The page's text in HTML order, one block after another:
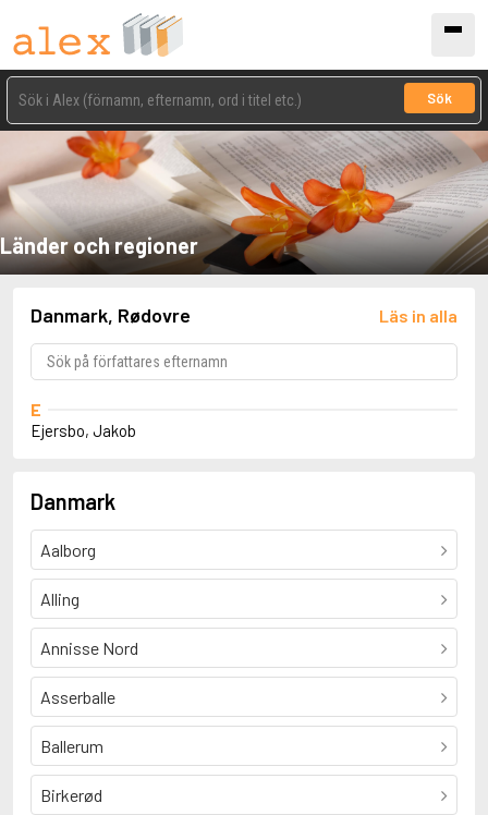
Sök
Länder och regioner
Danmark, Rødovre Läs in alla
E
Ejersbo, Jakob
Danmark
Aalborg
Alling
Annisse Nord
Asserballe
Ballerum
Birkerød